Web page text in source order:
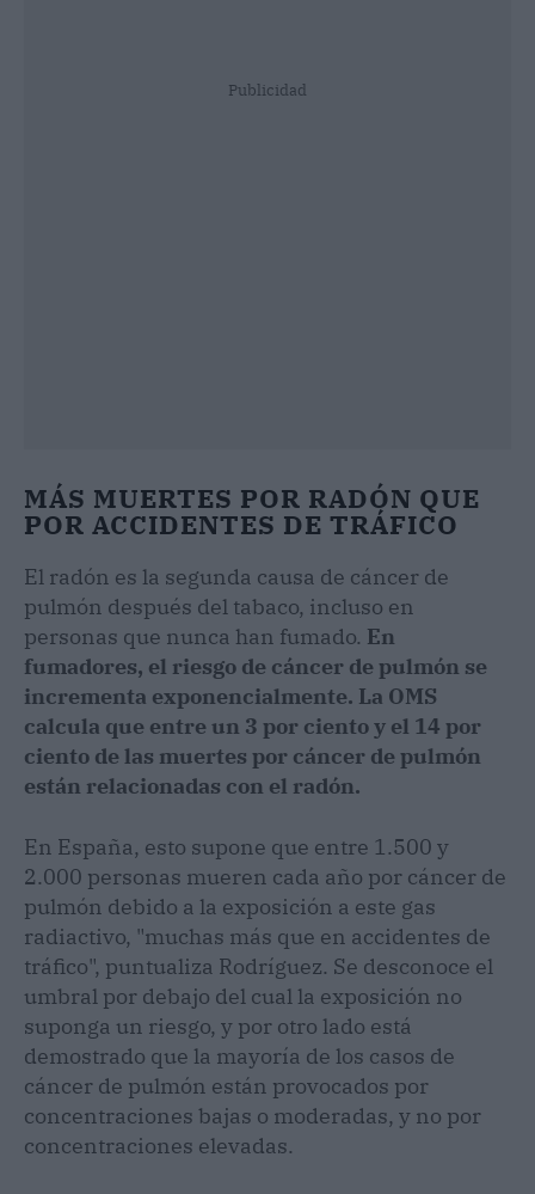
Publicidad
MÁS MUERTES POR RADÓN QUE
POR ACCIDENTES DE TRÁFICO
El radón es la segunda causa de cáncer de
pulmón después del tabaco, incluso en
personas que nunca han fumado. En
fumadores, el riesgo de cáncer de pulmón se
incrementa exponencialmente. La OMS
calcula que entre un 3 por ciento y el 14 por
ciento de las muertes por cáncer de pulmón
están relacionadas con el radón.
En España, esto supone que entre 1.500 y
2.000 personas mueren cada año por cáncer de
pulmón debido a la exposición a este gas
radiactivo, "muchas más que en accidentes de
tráfico", puntualiza Rodríguez. Se desconoce el
umbral por debajo del cual la exposición no
suponga un riesgo, y por otro lado está
demostrado que la mayoría de los casos de
cáncer de pulmón están provocados por
concentraciones bajas o moderadas, y no por
concentraciones elevadas.